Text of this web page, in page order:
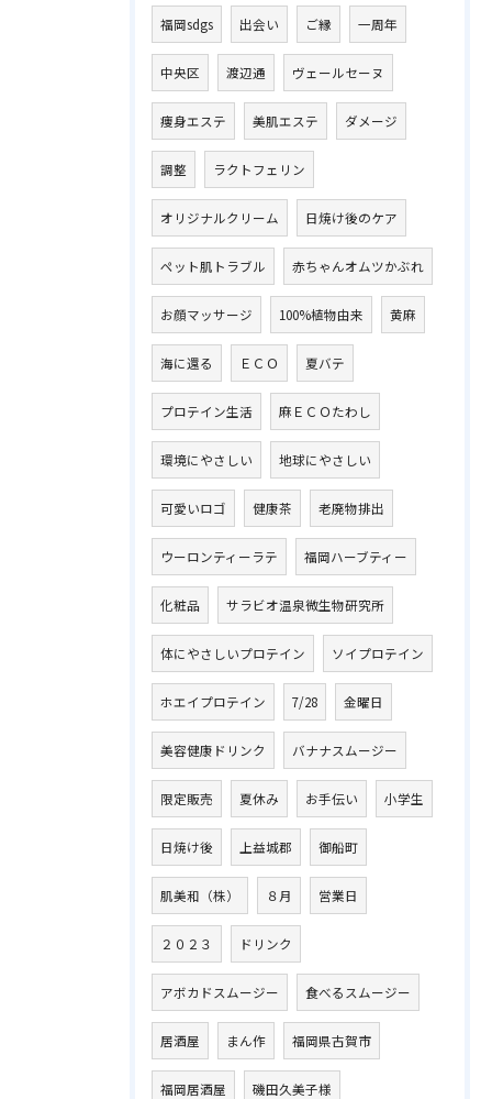
福岡sdgs 出会い ご縁 一周年
中央区 渡辺通 ヴェールセーヌ
痩身エステ 美肌エステ ダメージ
調整 ラクトフェリン
オリジナルクリーム 日焼け後のケア
ペット肌トラブル 赤ちゃんオムツかぶれ
お顔マッサージ 100%植物由来 黄麻
海に還る ＥＣＯ 夏バテ
プロテイン生活 麻ＥＣＯたわし
環境にやさしい 地球にやさしい
可愛いロゴ 健康茶 老廃物排出
ウーロンティーラテ 福岡ハーブティー
化粧品 サラビオ温泉微生物研究所
体にやさしいプロテイン ソイプロテイン
ホエイプロテイン 7/28 金曜日
美容健康ドリンク バナナスムージー
限定販売 夏休み お手伝い 小学生
日焼け後 上益城郡 御船町
肌美和（株） ８月 営業日
２０２３ ドリンク
アボカドスムージー 食べるスムージー
居酒屋 まん作 福岡県古賀市
福岡居酒屋 磯田久美子様